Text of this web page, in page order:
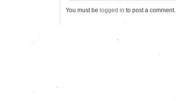
You must be logged in to post a comment.